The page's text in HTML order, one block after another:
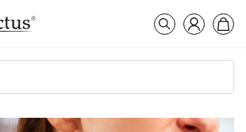
Vyhľadávanie
Košík